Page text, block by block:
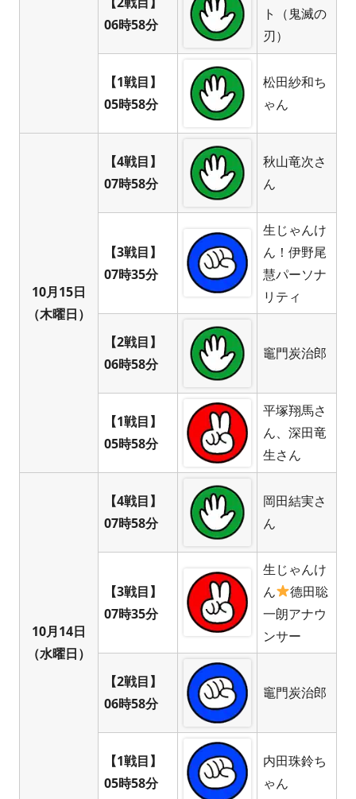
06時58分
ト（鬼滅の
刃）
【1戦目】
05時58分
松田紗和ち
ゃん
10月15日
（木曜日）
【4戦目】
07時58分
秋山竜次さ
ん
【3戦目】
07時35分
生じゃんけ
ん！伊野尾
慧パーソナ
リティ
【2戦目】
06時58分
竈門炭治郎
【1戦目】
05時58分
平塚翔馬さ
ん、深田竜
生さん
10月14日
（水曜日）
【4戦目】
07時58分
岡田結実さ
ん
【3戦目】
07時35分
生じゃんけ
ん
德田聡
一朗アナウ
ンサー
【2戦目】
06時58分
竈門炭治郎
【1戦目】
05時58分
内田珠鈴ち
ゃん